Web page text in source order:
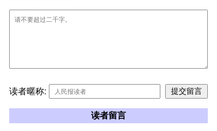
读者暱称:
读者留言